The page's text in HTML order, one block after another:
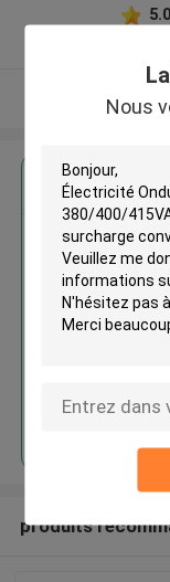
Nous
5.0
produits